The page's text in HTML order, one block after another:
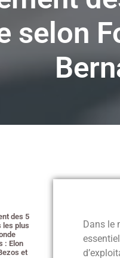
selon
des 5
les plus
: Elon
et
Dans le